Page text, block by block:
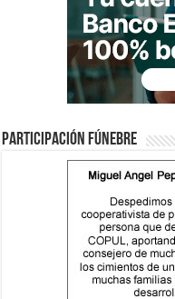
Participación fúnebre